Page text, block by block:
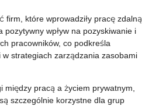
firm, które wprowadziły pracę zdalną
pozytywny wpływ na pozyskiwanie i
pracowników, co podkreśla
strategiach zarządzania zasobami
między pracą a życiem prywatnym,
szczególnie korzystne dla grup